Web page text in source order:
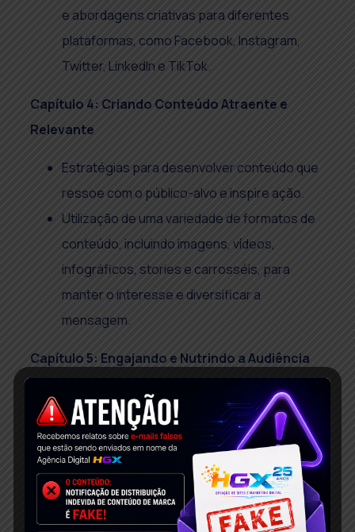
e abordagens criativas para diferentes
plataformas, como Facebook, Instagram,
Twitter, LinkedIn e TikTok.
Capítulo 4: Criando Conteúdo Atraente e
Relevante
Estratégias para desenvolver conteúdo que
ressoe com o público-alvo e inspire ação.
Utilização de uma variedade de formatos de
conteúdo, incluindo imagens, vídeos,
infográficos, stories e carrosséis, para
manter o interesse e diversificar a
mensagem.
Capítulo 5: Engajando e Nutrindo a Audiência
Táticas para estimular o engajamento do
público, como fazer perguntas, lançar
enquetes, incentivar a participação em
concursos e responder ativamente aos
comentários.
Importância da consistência na publicação